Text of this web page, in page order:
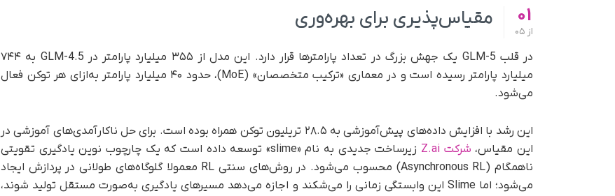
01
از
مقیاس‌پذیری برای بهره‌وری
در قلب GLM-5 یک جهش بزرگ در تعداد پارامترها قرار دارد. این مدل از ۳۵۵ میلیارد پارامتر در GLM-4.5 به ۷۴۴
میلیارد پارامتر رسیده است و در معماری «ترکیب متخصصان» (MoE)، حدود ۴۰ میلیارد پارامتر به‌ازای هر توکن فعال
می‌شود.
این رشد با افزایش داده‌های پیش‌آموزشی به ۲۸.۵ تریلیون توکن همراه بوده است. برای حل ناکارآمدی‌های آموزشی در
این مقیاس، شرکت Z.ai
زیرساخت جدیدی به نام «slime» توسعه داده است که یک چارچوب نوین یادگیری تقویتی
ناهمگام (Asynchronous RL) محسوب می‌شود. در روش‌های سنتی RL معمولا گلوگاه‌های طولانی در پردازش ایجاد
می‌شود؛ اما Slime این وابستگی زمانی را می‌شکند و اجازه می‌دهد مسیرهای یادگیری به‌صورت مستقل تولید شوند،